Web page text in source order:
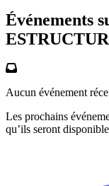
Événements
Aucun événement
Les prochains
qu’ils seront